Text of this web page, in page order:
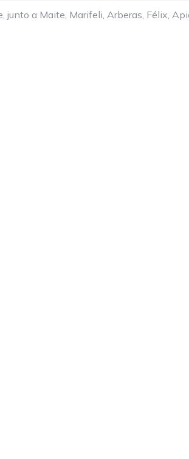
a Maite, Marifeli, Arberas, Félix,